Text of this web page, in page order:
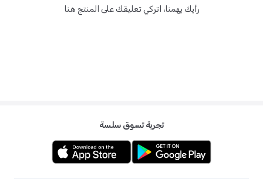
رأيك يهمنا، اتركي تعليقك على المنتج هنا
تجربة تسوق سلسة